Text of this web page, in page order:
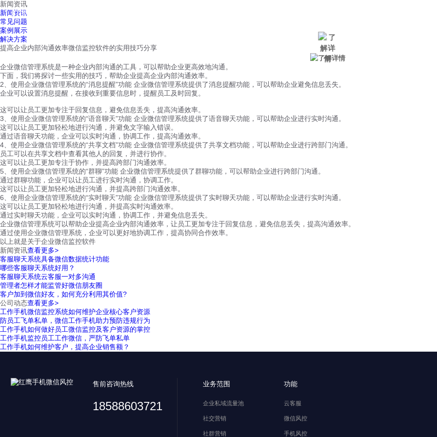
红鹰工作手机
新闻资讯
新闻资讯
常见问题
案例展示
解决方案
提高企业内部沟通效率微信监控软件的实用技巧分享
企业微信管理系统是一种企业内部沟通的工具，可以帮助企业更高效地沟通。
下面，我们将探讨一些实用的技巧，帮助企业提高企业内部沟通效率。
2、使用企业微信管理系统的“消息提醒”功能 企业微信管理系统提供了消息提醒功能，可以帮助企业避免信息丢失。
企业可以设置消息提醒，在接收到重要信息时，提醒员工及时回复。
这可以让员工更加专注于回复信息，避免信息丢失，提高沟通效率。
3、使用企业微信管理系统的“语音聊天”功能 企业微信管理系统提供了语音聊天功能，可以帮助企业进行实时沟通。
这可以让员工更加轻松地进行沟通，并避免文字输入错误。
通过语音聊天功能，企业可以实时沟通，协调工作，提高沟通效率。
4、使用企业微信管理系统的“共享文档”功能 企业微信管理系统提供了共享文档功能，可以帮助企业进行跨部门沟通。
员工可以在共享文档中查看其他人的回复，并进行协作。
这可以让员工更加专注于协作，并提高跨部门沟通效率。
5、使用企业微信管理系统的“群聊”功能 企业微信管理系统提供了群聊功能，可以帮助企业进行跨部门沟通。
通过群聊功能，企业可以让员工进行实时沟通，协调工作。
这可以让员工更加轻松地进行沟通，并提高跨部门沟通效率。
6、使用企业微信管理系统的“实时聊天”功能 企业微信管理系统提供了实时聊天功能，可以帮助企业进行实时沟通。
这可以让员工更加轻松地进行沟通，并提高实时沟通效率。
通过实时聊天功能，企业可以实时沟通，协调工作，并避免信息丢失。
企业微信管理系统可以帮助企业提高企业内部沟通效率，让员工更加专注于回复信息，避免信息丢失，提高沟通效率。
通过使用企业微信管理系统，企业可以更好地协调工作，提高协同合作效率。
以上就是关于企业微信监控软件
新闻资讯查看更多>
客服聊天系统具备微信数据统计功能
哪些客服聊天系统好用？
客服聊天系统云客服一对多沟通
管理者怎样才能监管好微信朋友圈
客户加到微信好友，如何充分利用其价值?
公司动态查看更多>
工作手机微信监控系统如何维护企业核心客户资源
防员工飞单私单，微信工作手机助力预防违规行为
工作手机如何做好员工微信监控及客户资源的掌控
工作手机监控员工工作微信，严防飞单私单
工作手机如何维护客户，提高企业销售额？
售前咨询热线
18588603721
业务范围
企业私域流量池
社交营销
社群营销
功能
云客服
微信风控
手机风控